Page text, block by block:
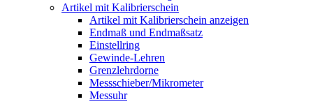
Artikel mit Kalibrierschein
Artikel mit Kalibrierschein anzeigen
Endmaß und Endmaßsatz
Einstellring
Gewinde-Lehren
Grenzlehrdorne
Messschieber/Mikrometer
Messuhr